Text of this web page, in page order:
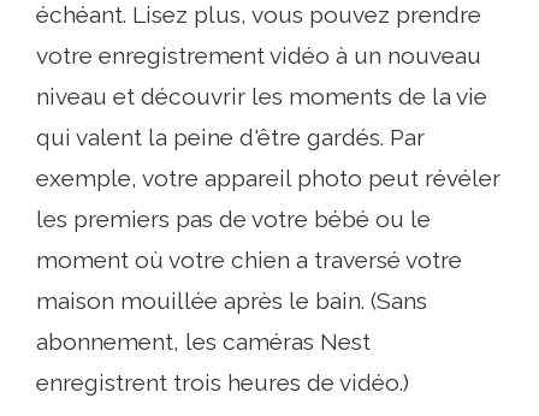
échéant. Lisez plus, vous pouvez prendre
votre enregistrement vidéo à un nouveau
niveau et découvrir les moments de la vie
qui valent la peine d'être gardés. Par
exemple, votre appareil photo peut révéler
les premiers pas de votre bébé ou le
moment où votre chien a traversé votre
maison mouillée après le bain. (Sans
abonnement, les caméras Nest
enregistrent trois heures de vidéo.)